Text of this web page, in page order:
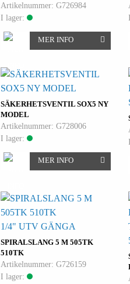
Artikelnummer: G726984
I lager:
MER INFO
SÄKERHETSVENTIL SOX5 NY
MODEL
Artikelnummer: G728006
I lager:
MER INFO
SPIRALSLANG 5 M 505TK
510TK
1/4" UTV GÄNGA
Artikelnummer: G726159
I lager: